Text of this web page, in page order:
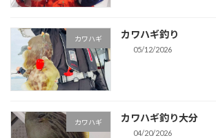
カワハギ カワハギ釣り
05/12/2026
カワハギ カワハギ釣り大分
04/20/2026